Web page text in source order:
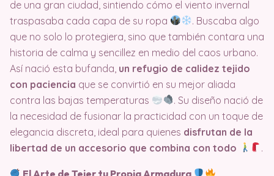
de una gran ciudad, sintiendo cómo el viento invernal
traspasaba cada capa de su ropa
. Buscaba algo
que no solo lo protegiera, sino que también contara una
historia de calma y sencillez en medio del caos urbano.
Así nació esta bufanda, un refugio de calidez tejido
con paciencia que se convirtió en su mejor aliada
contra las bajas temperaturas
. Su diseño nació de
la necesidad de fusionar la practicidad con un toque de
elegancia discreta, ideal para quienes disfrutan de la
libertad de un accesorio que combina con todo
.
El Arte de Tejer tu Propia Armadura